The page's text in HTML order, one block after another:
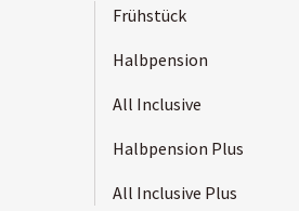
Frühstück
Halbpension
All Inclusive
Halbpension Plus
All Inclusive Plus